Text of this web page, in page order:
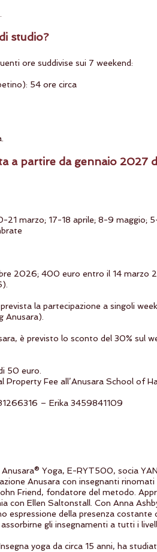
studio?
ore suddivise sui 7 weekend:
54 ore circa
a partire da gennaio 2027
marzo; 17-18 aprile; 8-9 maggio;
2026; 400 euro entro il 14 marzo
la partecipazione a singoli
Anusara).
è previsto lo sconto del 30% sul
50 euro.
Property Fee all’Anusara School of
– Erika 3459841109
Yoga, E-RYT500, socia
Anusara con insegnanti
Friend, fondatore del metodo.
con Ellen Saltonstall. Con Anna
espressione della presenza
gli insegnamenti a tutti i
yoga da circa 15 anni, ha